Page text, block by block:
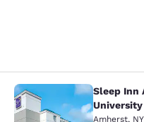
Sleep InnSleep Inn
University
Amherst, NY